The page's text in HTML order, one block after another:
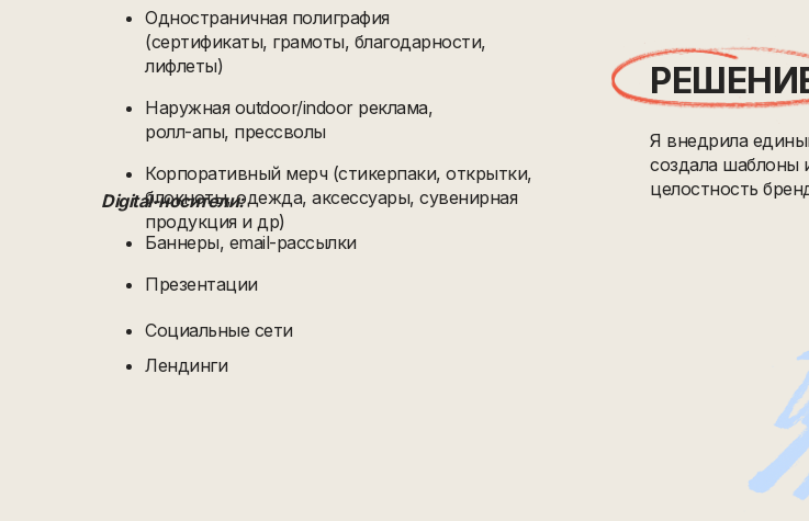
Лендинги
Социальные сети
Digital-носители:
Баннеры, email-рассылки
Презентации
Одностраничная полиграфия
(сертификаты, грамоты, благодарности,
лифлеты)
Наружная outdoor/indoor реклама,
ролл-апы, прессволы
Корпоративный мерч (стикерпаки, открытки,
блокноты, одежда, аксессуары, сувенирная
продукция и др)
Я внедрила
создала шаблоны
целостность